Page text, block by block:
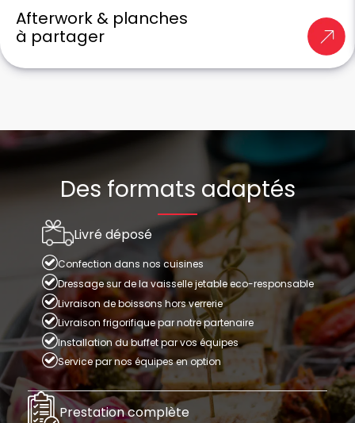
Afterwork & planches
à partager
Des formats adaptés
Livré déposé
Confection dans nos cuisines
Dressage sur de la vaisselle jetable eco-responsable
Livraison de boissons hors verrerie
Livraison frigorifique par notre partenaire
Installation du buffet par vos équipes
Service par nos équipes en option
Prestation complète